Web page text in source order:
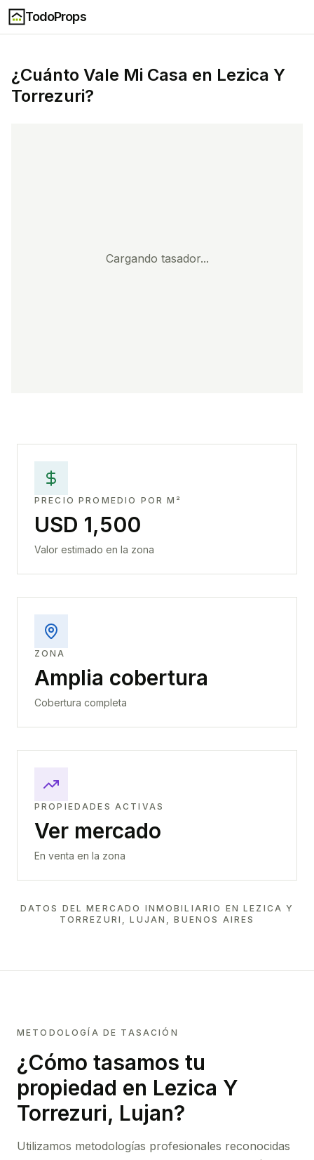
TodoProps
¿Cuánto Vale Mi Casa en Lezica Y
Torrezuri?
Cargando tasador...
PRECIO PROMEDIO POR M²
USD 1,500
Valor estimado en la zona
ZONA
Amplia cobertura
Cobertura completa
PROPIEDADES ACTIVAS
Ver mercado
En venta en la zona
DATOS DEL MERCADO INMOBILIARIO ENLEZICA Y
TORREZURI, LUJAN, BUENOS AIRES
METODOLOGÍA DE TASACIÓN
¿Cómo tasamos tu
propiedad en Lezica Y
Torrezuri, Lujan?
Utilizamos metodologías profesionales reconocidas